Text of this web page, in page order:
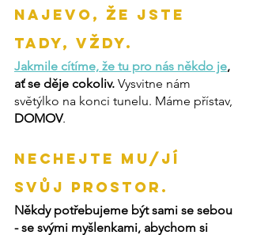
najevo, že jste
tady, VŽDY.
Jakmile cítíme, že tu pro nás někdo je,
ať se děje cokoliv. Vysvitne nám
světýlko na konci tunelu. Máme přístav,
DOMOV.
Nechejte mu/jí
svůj prostor.
Někdy potřebujeme být sami se sebou
- se svými myšlenkami, abychom si